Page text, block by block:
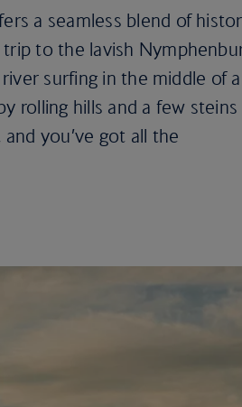
a seamless blend of
to the lavish
surfing in the middle of a
rolling hills and a few steins
you’ve got all the